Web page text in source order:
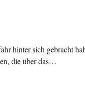
hinter sich gebracht
die über das…